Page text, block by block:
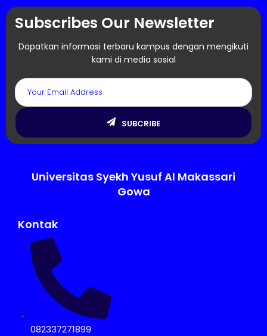
Subscribes Our Newsletter
Dapatkan informasi terbaru kampus dengan mengikuti
kami di media sosial
SUBCRIBE
Universitas Syekh Yusuf Al Makassari
Gowa
Kontak
082337271899